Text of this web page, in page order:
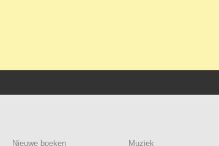
Nieuwe boeken
Muziek